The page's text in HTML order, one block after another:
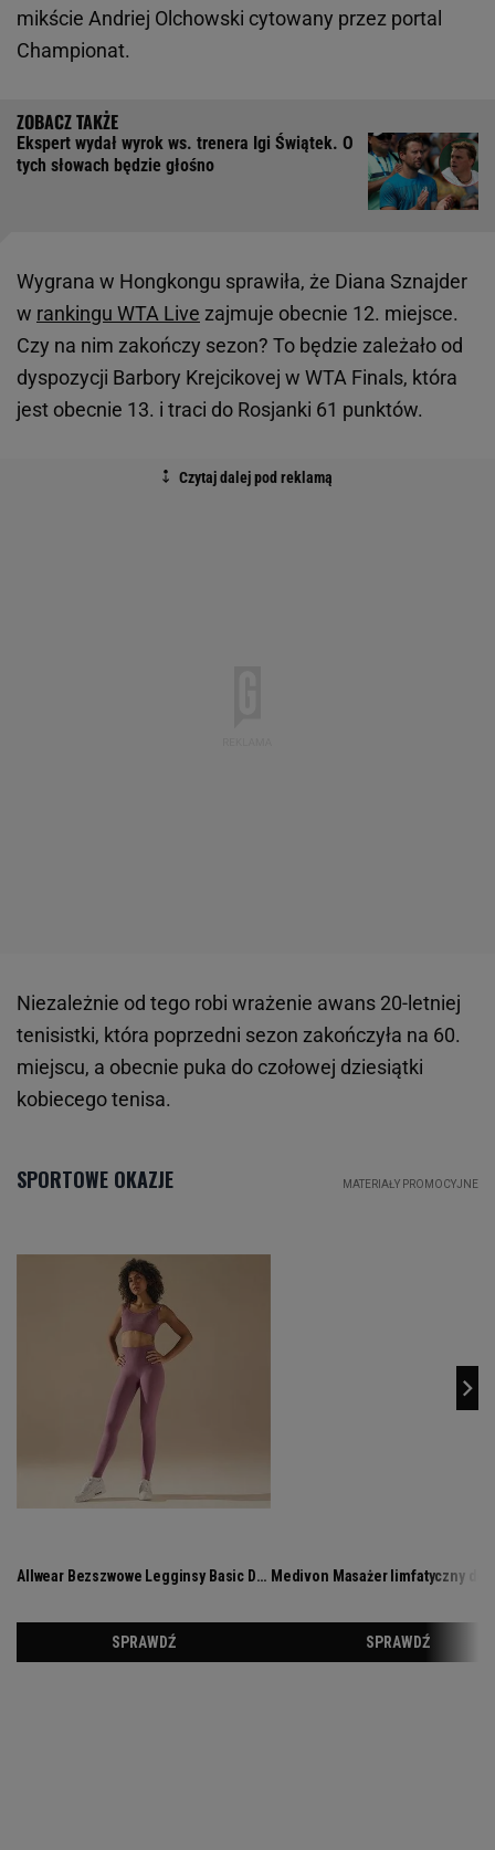
mikście Andriej Olchowski cytowany przez portal
Championat.
Ekspert wydał wyrok ws. trenera Igi Świątek. O
tych słowach będzie głośno
Wygrana w Hongkongu sprawiła, że Diana Sznajder
w rankingu WTA Live zajmuje obecnie 12. miejsce.
Czy na nim zakończy sezon? To będzie zależało od
dyspozycji Barbory Krejcikovej w WTA Finals, która
jest obecnie 13. i traci do Rosjanki 61 punktów.
Niezależnie od tego robi wrażenie awans 20-letniej
tenisistki, która poprzedni sezon zakończyła na 60.
miejscu, a obecnie puka do czołowej dziesiątki
kobiecego tenisa.